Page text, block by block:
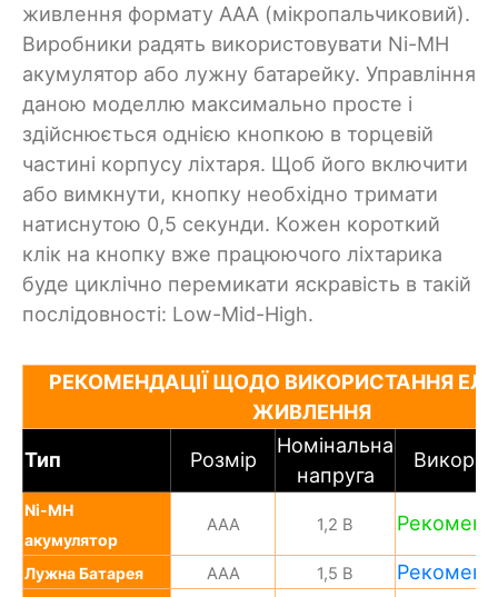
живлення формату ААА (мікропальчиковий).
Виробники радять використовувати Ni-MH
акумулятор або лужну батарейку. Управління
даною моделлю максимально просте і
здійснюється однією кнопкою в торцевій
частині корпусу ліхтаря. Щоб його включити
або вимкнути, кнопку необхідно тримати
натиснутою 0,5 секунди. Кожен короткий
клік на кнопку вже працюючого ліхтарика
буде циклічно перемикати яскравість в такій
послідовності: Low-Mid-High.
РЕКОМЕНДАЦІЇ ЩОДО ВИКОРИСТАННЯ
ЖИВЛЕННЯ
Тип Розмір
Номінальна
напруга
Ni-MH
акумулятор
ААА 1,2 В
Лужна Батарея ААА 1,5 В